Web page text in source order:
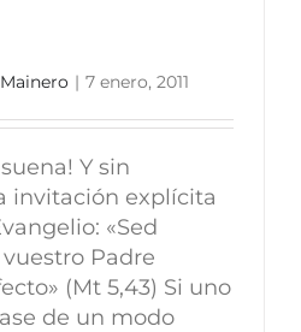
| 7 enero, 2011
Y sin
invitación explícita
«Sed
Padre
(Mt 5,43) Si uno
de un modo